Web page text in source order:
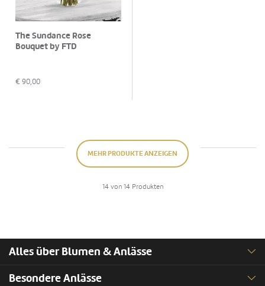
The Sundance Rose
Bouquet by FTD
€ 90,00
MEHR PRODUKTE ANZEIGEN
14 von 14 Produkten
Alles über Blumen & Anlässe
Besondere Anlässe